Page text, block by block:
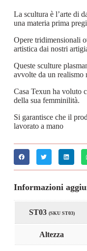
La scultura è l’arte di
una materia prima
Opere tridimensionali
artistica dai nostri
Queste sculture
avvolte da un realismo
Casa Texun ha voluto
della sua femminilità.
Si garantisce che il
lavorato a mano
Informazioni
ST03 (SKU ST03)
Altezza